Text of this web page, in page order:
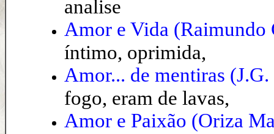
analise
Amor e Vida (Raimundo
íntimo, oprimida,
Amor... de mentiras (
fogo, eram de lavas,
Amor e Paixão (Oriza